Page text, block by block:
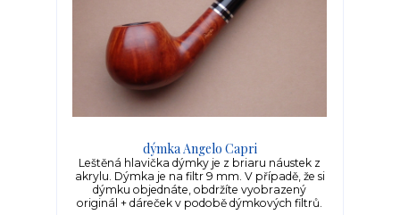
dýmka Angelo Capri
Leštěná hlavička dýmky je z briaru náustek z
akrylu. Dýmka je na filtr 9 mm. V případě, že si
dýmku objednáte, obdržíte vyobrazený
originál + dáreček v podobě dýmkových filtrů.